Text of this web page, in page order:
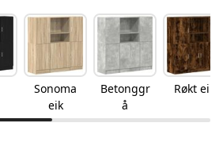
Sonoma
eik
Betonggr
å
Røkt eik